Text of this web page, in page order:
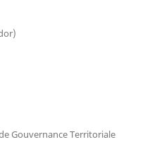
Gouvernance Territoriale